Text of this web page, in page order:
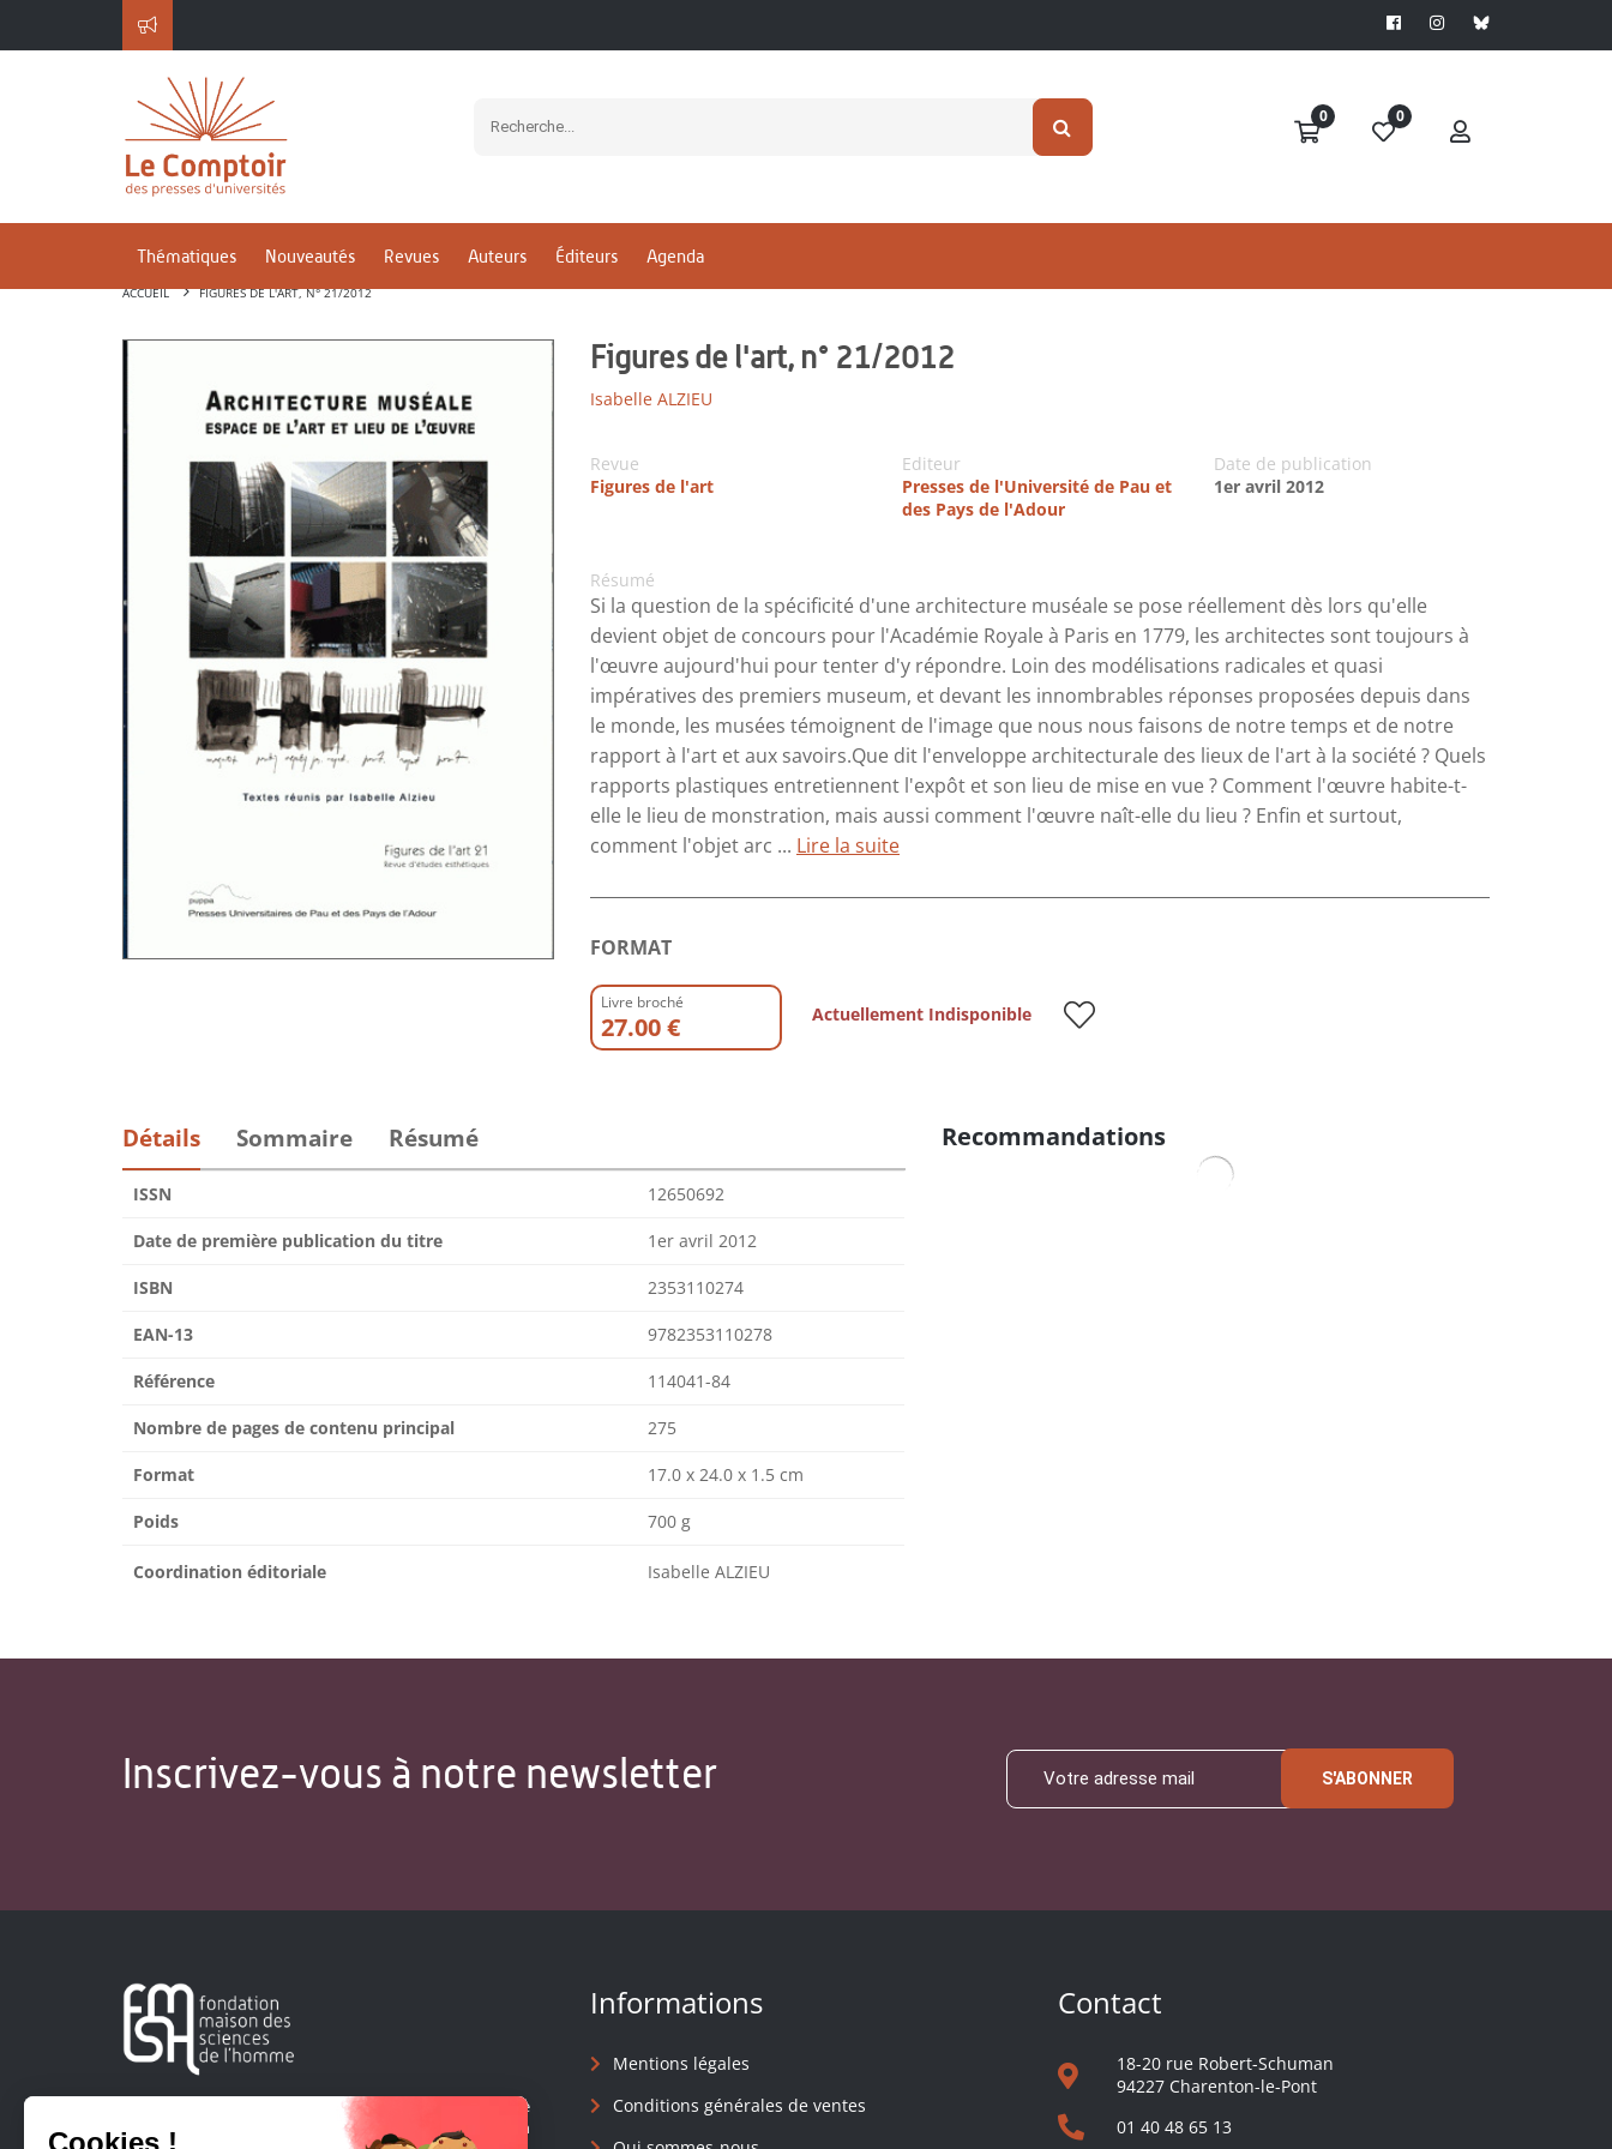
0 0
Thématiques Nouveautés Revues Auteurs Éditeurs Agenda
ACCUEIL FIGURES DE L'ART, N° 21/2012
Figures de l'art, n° 21/2012
Isabelle ALZIEU
Revue
Figures de l'art
Editeur
Presses de l'Université de Pau et
des Pays de l'Adour
Date de publication
1er avril 2012
Résumé
Si la question de la spécificité d'une architecture muséale se pose réellement dès lors qu'elle
devient objet de concours pour l'Académie Royale à Paris en 1779, les architectes sont toujours à
l'œuvre aujourd'hui pour tenter d'y répondre. Loin des modélisations radicales et quasi
impératives des premiers museum, et devant les innombrables réponses proposées depuis dans
le monde, les musées témoignent de l'image que nous nous faisons de notre temps et de notre
rapport à l'art et aux savoirs.Que dit l'enveloppe architecturale des lieux de l'art à la société ? Quels
rapports plastiques entretiennent l'expôt et son lieu de mise en vue ? Comment l'œuvre habite-t-
elle le lieu de monstration, mais aussi comment l'œuvre naît-elle du lieu ? Enfin et surtout,
comment l'objet arc ... Lire la suite
FORMAT
Livre broché
27.00 € Actuellement Indisponible
Détails Sommaire Résumé
ISSN 12650692
Date de première publication du titre 1er avril 2012
ISBN 2353110274
EAN-13 9782353110278
Référence 114041-84
Nombre de pages de contenu principal 275
Format 17.0 x 24.0 x 1.5 cm
Poids 700 g
Coordination éditoriale Isabelle ALZIEU
Recommandations
Inscrivez-vous à notre newsletter S'ABONNER
Créée en 1963, la Fondation Maison Sciences de l'Homme
soutient la recherche et la diffusion des connaissances en
Informations
Mentions légales
Conditions générales de ventes
Contact
18-20 rue Robert-Schuman
94227 Charenton-le-Pont
01 40 48 65 13